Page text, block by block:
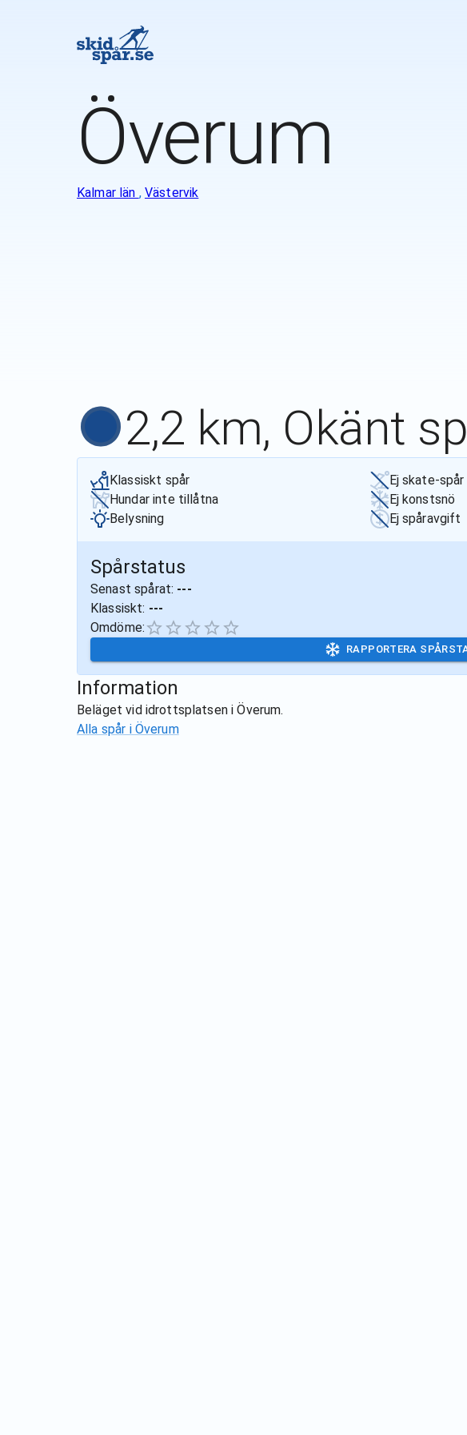
Överum
Kalmar län , Västervik
2,2 km, Okänt
Klassiskt spår
Ej skate-spår
Hundar inte tillåtna
Ej konstsnö
Belysning
Ej spåravgift
Spårstatus
Senast spårat: ---
Klassiskt: ---
Omdöme:
RAPPORTERA
Information
Beläget vid idrottsplatsen i Överum.
Alla spår i Överum